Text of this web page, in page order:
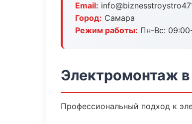
Email:
Город: Самара
Режим работы: Пн-Вс:
Электромонтаж
Профессиональный подход к